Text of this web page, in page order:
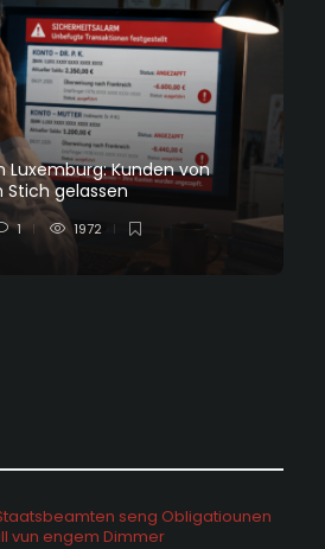
Luxemburg: Kunden von
Stich gelassen
1 1972
seng Obligatiounen
vun engem Dimmer